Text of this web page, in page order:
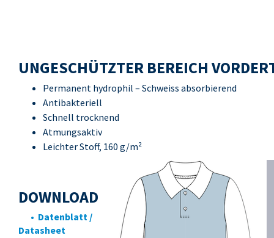
UNGESCHÜTZTER BEREICH
Permanent hydrophil – Schweiss absorbierend
Antibakteriell
Schnell trocknend
Atmungsaktiv
Leichter Stoff, 160 g/m²
DOWNLOAD
• Datenblatt /
Datasheet